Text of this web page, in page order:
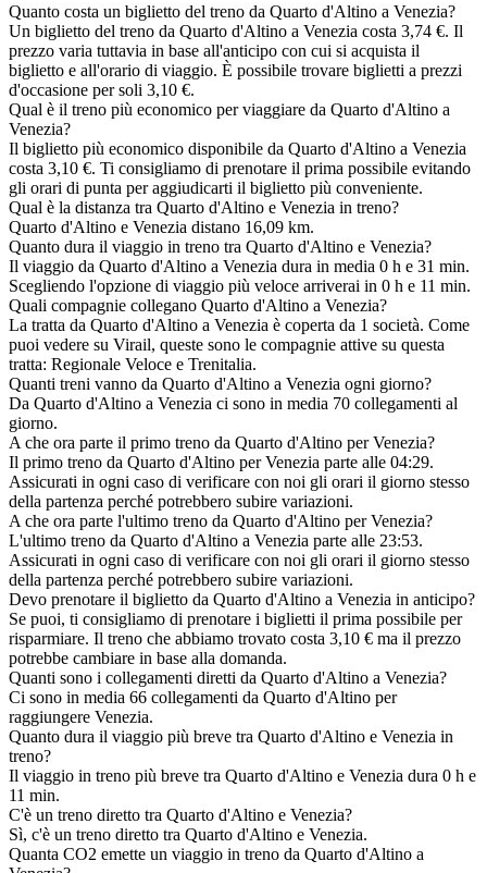
Quanto costa un biglietto del treno da Quarto d'Altino a Venezia?
Un biglietto del treno da Quarto d'Altino a Venezia costa 3,74 €. Il
prezzo varia tuttavia in base all'anticipo con cui si acquista il
biglietto e all'orario di viaggio. È possibile trovare biglietti a prezzi
d'occasione per soli 3,10 €.
Qual è il treno più economico per viaggiare da Quarto d'Altino a
Venezia?
Il biglietto più economico disponibile da Quarto d'Altino a Venezia
costa 3,10 €. Ti consigliamo di prenotare il prima possibile evitando
gli orari di punta per aggiudicarti il biglietto più conveniente.
Qual è la distanza tra Quarto d'Altino e Venezia in treno?
Quarto d'Altino e Venezia distano 16,09 km.
Quanto dura il viaggio in treno tra Quarto d'Altino e Venezia?
Il viaggio da Quarto d'Altino a Venezia dura in media 0 h e 31 min.
Scegliendo l'opzione di viaggio più veloce arriverai in 0 h e 11 min.
Quali compagnie collegano Quarto d'Altino a Venezia?
La tratta da Quarto d'Altino a Venezia è coperta da 1 società. Come
puoi vedere su Virail, queste sono le compagnie attive su questa
tratta: Regionale Veloce e Trenitalia.
Quanti treni vanno da Quarto d'Altino a Venezia ogni giorno?
Da Quarto d'Altino a Venezia ci sono in media 70 collegamenti al
giorno.
A che ora parte il primo treno da Quarto d'Altino per Venezia?
Il primo treno da Quarto d'Altino per Venezia parte alle 04:29.
Assicurati in ogni caso di verificare con noi gli orari il giorno stesso
della partenza perché potrebbero subire variazioni.
A che ora parte l'ultimo treno da Quarto d'Altino per Venezia?
L'ultimo treno da Quarto d'Altino a Venezia parte alle 23:53.
Assicurati in ogni caso di verificare con noi gli orari il giorno stesso
della partenza perché potrebbero subire variazioni.
Devo prenotare il biglietto da Quarto d'Altino a Venezia in anticipo?
Se puoi, ti consigliamo di prenotare i biglietti il prima possibile per
risparmiare. Il treno che abbiamo trovato costa 3,10 € ma il prezzo
potrebbe cambiare in base alla domanda.
Quanti sono i collegamenti diretti da Quarto d'Altino a Venezia?
Ci sono in media 66 collegamenti da Quarto d'Altino per
raggiungere Venezia.
Quanto dura il viaggio più breve tra Quarto d'Altino e Venezia in
treno?
Il viaggio in treno più breve tra Quarto d'Altino e Venezia dura 0 h e
11 min.
C'è un treno diretto tra Quarto d'Altino e Venezia?
Sì, c'è un treno diretto tra Quarto d'Altino e Venezia.
Quanta CO2 emette un viaggio in treno da Quarto d'Altino a